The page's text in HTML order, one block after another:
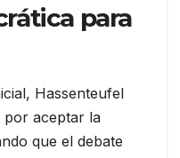
para
Hassenteufel
por aceptar la
que el debate